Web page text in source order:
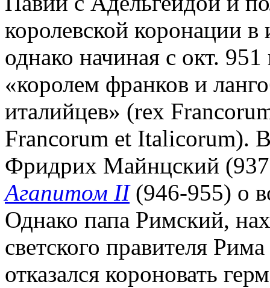
королевской коронации
однако начиная с окт.
«королем франков и
италийцев» (rex
Francorum et Italicorum).
Фридрих Майнцский
Агапитом II(946-955) о
Однако папа Римский,
светского правителя
отказался короновать